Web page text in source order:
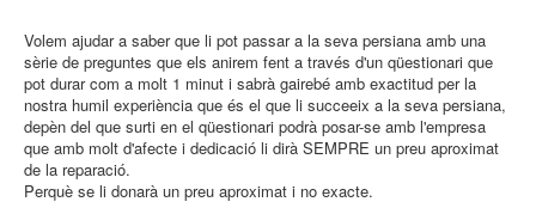
Volem ajudar a saber que li pot passar a la seva persiana amb una
sèrie de preguntes que els anirem fent a través d'un qüestionari que
pot durar com a molt 1 minut i sabrà gairebé amb exactitud per la
nostra humil experiència que és el que li succeeix a la seva persiana,
depèn del que surti en el qüestionari podrà posar-se amb l'empresa
que amb molt d'afecte i dedicació li dirà SEMPRE un preu aproximat
de la reparació.
Perquè se li donarà un preu aproximat i no exacte.